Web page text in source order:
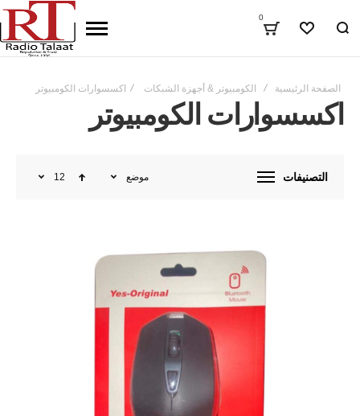
المفضلة
0
الصفحة الرئيسية الكومبيوتر & أجهزة الشبكات اكسسوارات الكومبيوتر
اكسسوارات الكومبيوتر
التصنيفات موضع 12